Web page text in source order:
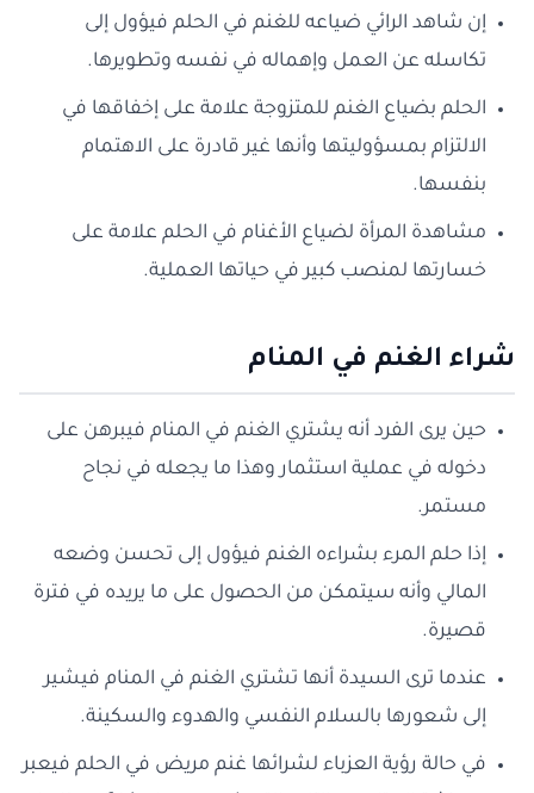
إن شاهد الرائي ضياعه للغنم في الحلم فيؤول إلى
تكاسله عن العمل وإهماله في نفسه وتطويرها.
الحلم بضياع الغنم للمتزوجة علامة على إخفاقها في
الالتزام بمسؤوليتها وأنها غير قادرة على الاهتمام
بنفسها.
مشاهدة المرأة لضياع الأغنام في الحلم علامة على
خسارتها لمنصب كبير في حياتها العملية.
شراء الغنم في المنام
حين يرى الفرد أنه يشتري الغنم في المنام فيبرهن على
دخوله في عملية استثمار وهذا ما يجعله في نجاح
مستمر.
إذا حلم المرء بشراءه الغنم فيؤول إلى تحسن وضعه
المالي وأنه سيتمكن من الحصول على ما يريده في فترة
قصيرة.
عندما ترى السيدة أنها تشتري الغنم في المنام فيشير
إلى شعورها بالسلام النفسي والهدوء والسكينة.
في حالة رؤية العزباء لشرائها غنم مريض في الحلم فيعبر